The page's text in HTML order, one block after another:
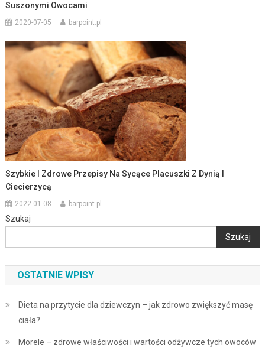
Suszonymi Owocami
2020-07-05 barpoint.pl
Szybkie I Zdrowe Przepisy Na Sycące Placuszki Z Dynią I
Ciecierzycą
2022-01-08 barpoint.pl
Szukaj
Szukaj
OSTATNIE WPISY
Dieta na przytycie dla dziewczyn – jak zdrowo zwiększyć masę
ciała?
Morele – zdrowe właściwości i wartości odżywcze tych owoców